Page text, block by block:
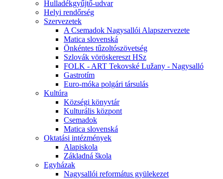
Hulladékgyűjtő-udvar
Helyi rendőrség
Szervezetek
A Csemadok Nagysallói Alapszervezete
Matica slovenská
Önkéntes tűzoltószövetség
Szlovák vöröskereszt HSz
FOLK - ART Tekovské Lužany - Nagysalló
Gastrotím
Euro-móka polgári társulás
Kultúra
Községi könyvtár
Kulturális központ
Csemadok
Matica slovenská
Oktatási intézmények
Alapiskola
Základná škola
Egyházak
Nagysallói református gyülekezet